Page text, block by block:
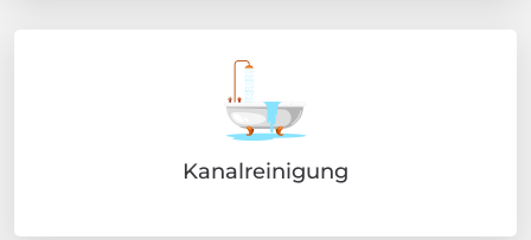
Kanalreinigung